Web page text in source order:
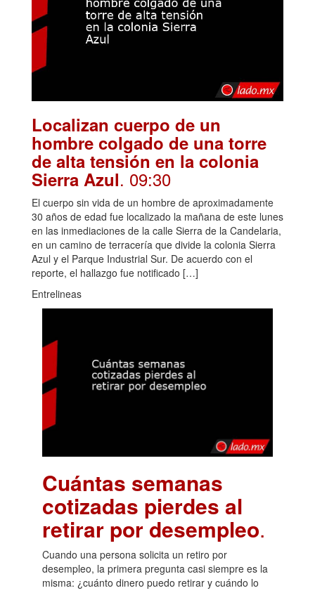
Localizan cuerpo de un
hombre colgado de una torre
de alta tensión en la colonia
Sierra Azul. 09:30
El cuerpo sin vida de un hombre de aproximadamente
30 años de edad fue localizado la mañana de este lunes
en las inmediaciones de la calle Sierra de la Candelaria,
en un camino de terracería que divide la colonia Sierra
Azul y el Parque Industrial Sur. De acuerdo con el
reporte, el hallazgo fue notificado […]
Entrelineas
Cuántas semanas
cotizadas pierdes al
retirar por desempleo.
Cuando una persona solicita un retiro por
desempleo, la primera pregunta casi siempre es la
misma: ¿cuánto dinero puedo retirar y cuándo lo